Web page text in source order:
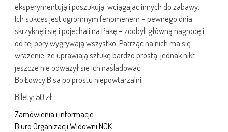
eksperymentują i poszukują, wciągając innych do zabawy.
Ich sukces jest ogromnym fenomenem – pewnego dnia
skrzyknęli się i pojechali na Pakę – zdobyli główną nagrodę i
od tej pory wygrywają wszystko. Patrząc na nich ma się
wrażenie, że uprawiają sztukę bardzo prostą, jednak nikt
jeszcze nie odważył się ich naśladować.
Bo Łowcy.B są po prostu niepowtarzalni.
Bilety: 50 zł
Zamówienia i informacje:
Biuro Organizacji Widowni NCK